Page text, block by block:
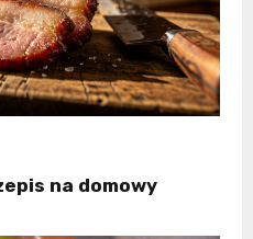
na domowy